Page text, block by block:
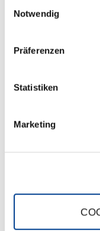
Notwendig
Präferenzen
Statistiken
Marketing
Frohe Ostern!
Gärtnern im Herbst